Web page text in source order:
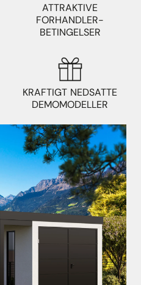
ATTRAKTIVE
FORHANDLER-
BETINGELSER
KRAFTIGT NEDSATTE
DEMOMODELLER